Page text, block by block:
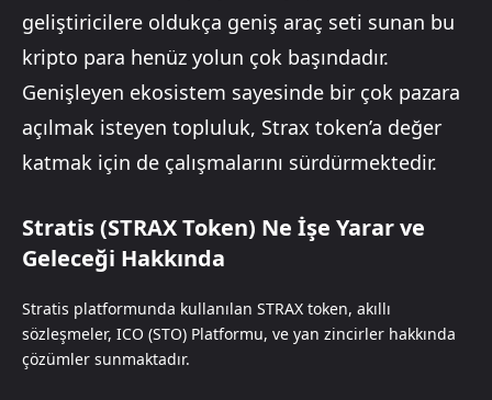
geliştiricilere oldukça geniş araç seti sunan bu
kripto para henüz yolun çok başındadır.
Genişleyen ekosistem sayesinde bir çok pazara
açılmak isteyen topluluk, Strax token’a değer
katmak için de çalışmalarını sürdürmektedir.
Stratis (STRAX Token) Ne İşe Yarar ve
Geleceği Hakkında
Stratis platformunda kullanılan STRAX token, akıllı
sözleşmeler, ICO (STO) Platformu, ve yan zincirler hakkında
çözümler sunmaktadır.